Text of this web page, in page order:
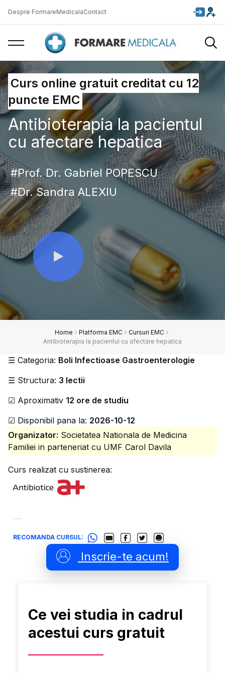
Despre FormareMedicalaContact
Curs online gratuit creditat cu 12
puncte EMC
Antibioterapia la pacientul
cu afectare hepatica
Prof. Dr. Gabriel POPESCU
Dr. Sandra ALEXIU
Home Platforma EMC
Cursuri EMC
Antibioterapia la pacientul cu afectare hepatica
☰ Categoria: Boli Infectioase Gastroenterologie
☰ Structura: 3 lectii
☑ Aproximativ 12 ore de studiu
☑ Disponibil pana la: 2026-10-12
Organizator: Societatea Nationala de Medicina
Familiei in parteneriat cu UMF Carol Davila
Curs realizat cu sustinerea:
RECOMANDA CURSUL:
Inscrie-te acum!
Ce vei studia in cadrul
acestui curs gratuit